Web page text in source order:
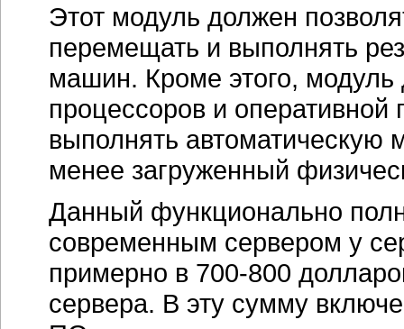
Этот модуль должен
перемещать и выполнять
машин. Кроме этого,
процессоров и
выполнять
менее загруженный
Данный функционально
современным сервером у
примерно в 700-800
сервера. В эту сумму